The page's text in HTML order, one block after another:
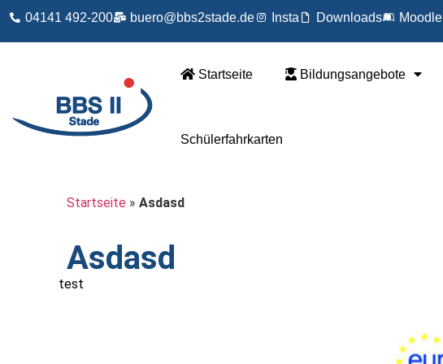
04141 492-200 buero@bbs2stade.de Insta Downloads Moodle
Startseite Bildungsangebote
Schülerfahrkarten
Startseite » Asdasd
Asdasd
test